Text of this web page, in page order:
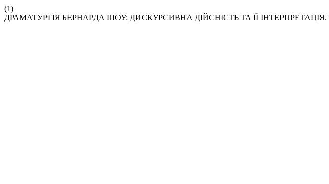
(1)
ДРАМАТУРГІЯ БЕРНАРДА ШОУ: ДИСКУРСИВНА ДІЙСНІСТЬ ТА ЇЇ ІНТЕРПРЕТАЦІЯ.